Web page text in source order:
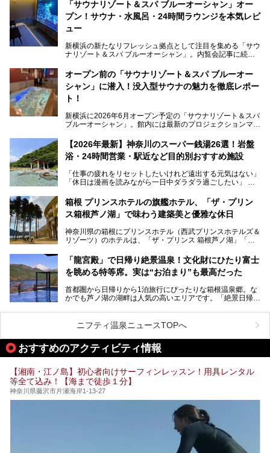
「サウナリゾート＆スパ ブルーオーシャン」オー
プン！サウナ・水風呂・24時間ラウンジを本気レビ
ュー
新横浜の新たなリフレッシュ拠点として注目を集める「サウ
ナリゾート＆スパ ブルーオーシャン」。内覧会記事に続
す。サウナや水風呂の気持ちよさはもちろん、リラックスス
ペースの過ごしやすさまで徹底チェック。新横浜エリアで日
常の疲れをリセットしたい人、ライブやスポーツ観戦遠征組
は必見です。
オープン前の「サウナリゾート＆スパ ブルーオー
シャン」に潜入！没入型サウナの魅力を徹底レポー
ト！
新横浜に2026年6月オープン予定の「サウナリゾート＆スパ
ブルーオーシャン」。館内には最新のプロジェクションマッ
的な“没入感（イマーシブ）”を体験できます。
今回は、そんな大注目の施設に一足先にお邪魔し、その全貌
を見学させていただきました！
サウナ室の中に咲き誇る桜、魚たちが泳ぐ水風呂、そしてバ
リのビーチを思わせる休憩スペース…。驚きの連続だった館
内の様子をレポートします！
【2026年最新】神奈川のスーパー銭湯26選！岩盤
浴・24時間営業・駅近など目的別おすすめ施設
「仕事の疲れをリセットしたいけれど遠出する元気はない」
「休日は漫画を読みながら一日中ダラダラ過ごしたい」
たい」
そんな「癒やされたい」という願いを叶えてくれるのが、神
神奈川県には、サウナや岩盤浴、一日中遊べるエンタメ施設
など、“非日常”を味わえるスーパー銭湯が数多く揃っていま
う」という人も多いはず。
そこで今回は、神奈川県内の人気施設26選を「安さ」「岩
業」「駅近」など、目的別に厳選して紹介します。
今の気分にぴったりの施設を見つけて、最高のリフレッシュ
箱根 プリンスホテルの旗艦ホテル、「ザ・プリン
ス箱根芦ノ湖」で味わう建築美と優雅な休日
神奈川県の箱根にプリンスホテル（西武プリンスホテルズ＆
リゾーツ）のホテルは、「ザ・プリンス 箱根芦ノ湖」「芦
「箱根仙石原プリンスホテル」と4軒あり、今回ご紹介する
「ザ・プリンス 箱根芦ノ湖」は、その中でもフラッグシッ
プ（旗艦）に位置づけられる特別なホテルです。
昭和の日本を代表する建築家の一人、村野藤吾が芦ノ湖の畔
に建てた桃源郷のようなホテルがここ。自家源泉の温泉や、
提供元：株式会社西武・プリンスホテルズワールドワイド
【PR】
この記事はザ・プリンス 箱根芦ノ湖のPR記事です。
「龍宮殿」で日帰り絶景温泉！文化財にひたり富士
を眺める特等席。実は“お泊まり”も最高だった
首都圏から日帰りから1泊旅行にぴったりな箱根温泉郷。な
かでも芦ノ湖の湖畔は人気の高いエリアです。「絶景日帰り
が楽しめるまさに眺望自慢の日帰り温泉。
そしてここは全24室の「箱根 芦ノ湖畔蛸川温泉 龍宮殿」と
して宿泊もできます。宿泊者は「龍宮殿本館」の営業時間に
加えて、朝6時からの宿泊者専用時間帯にも「龍宮殿本館」
のお風呂が利用できます。
今回は日帰り温泉としての「絶景日帰り温泉 龍宮殿本館
（以下、龍宮殿本館）」と、旅館としての「箱根 芦ノ湖畔
蛸川温泉 龍宮殿（以下、龍宮殿）」の両方の魅力をたっぷ
りお伝えします！
ここは箱根神社、九頭龍神社、白龍神社、箱根元宮と箱根の
4つの神社に囲まれたパワースポットです。
提供元：株式会社西武・プリンスホテルズワールドワイド
ニフティ温泉ニュースTOPへ
おすすめのアクティビティ情報
【湘南・江ノ島】初心者向けサーフィンレッスン！用具レンタル
等全て込み！【海まで徒歩１分】
神奈川県藤沢市片瀬海岸1-13-27